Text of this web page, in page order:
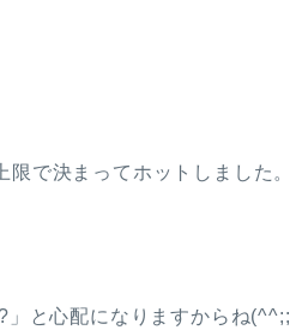
で決まってホットしました。
と心配になりますからね(^^;;